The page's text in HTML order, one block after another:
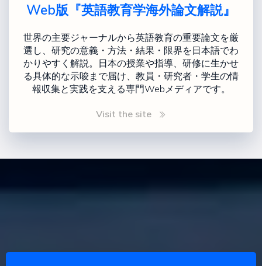
Web版『英語教育学海外論文解説』
世界の主要ジャーナルから英語教育の重要論文を厳
選し、研究の意義・方法・結果・限界を日本語でわ
かりやすく解説。日本の授業や指導、研修に生かせ
る具体的な示唆まで届け、教員・研究者・学生の情
報収集と実践を支える専門Webメディアです。
Visit the site